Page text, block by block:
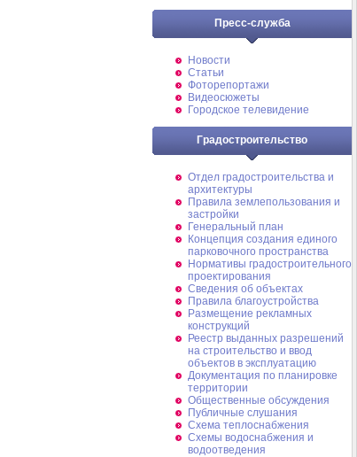
Пресс-служба
Новости
Статьи
Фоторепортажи
Видеосюжеты
Городское телевидение
Градостроительство
Отдел градостроительства и
архитектуры
Правила землепользования и
застройки
Генеральный план
Концепция создания единого
парковочного пространства
Нормативы градостроительного
проектирования
Сведения об объектах
Правила благоустройства
Размещение рекламных
конструкций
Реестр выданных разрешений
на строительство и ввод
объектов в эксплуатацию
Документация по планировке
территории
Общественные обсуждения
Публичные слушания
Схема теплоснабжения
Схемы водоснабжения и
водоотведения